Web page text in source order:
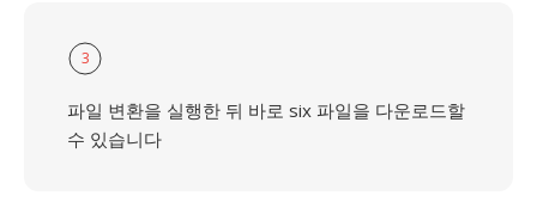
3
파일 변환을 실행한 뒤 바로 six 파일을 다운로드할
수 있습니다